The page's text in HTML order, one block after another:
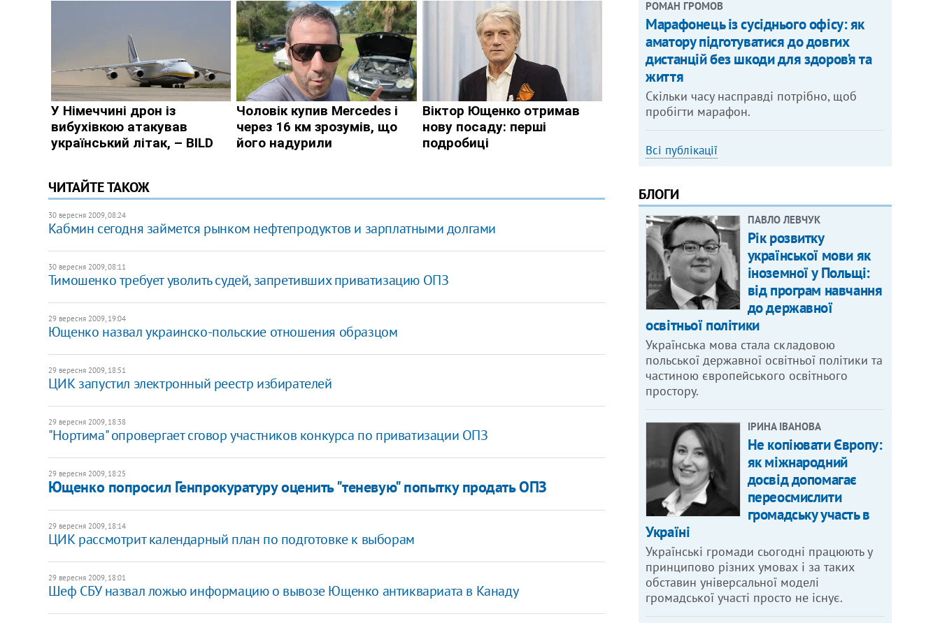
ЧИТАЙТЕ ТАКОЖ
30 вересня 2009, 08:24
Кабмин сегодня займется рынком нефтепродуктов и зарплатными долгами
30 вересня 2009, 08:11
Тимошенко требует уволить судей, запретивших приватизацию ОПЗ
29 вересня 2009, 19:04
Ющенко назвал украинско-польские отношения образцом
29 вересня 2009, 18:51
ЦИК запустил электронный реестр избирателей
29 вересня 2009, 18:38
"Нортима" опровергает сговор участников конкурса по приватизации ОПЗ
29 вересня 2009, 18:25
Ющенко попросил Генпрокуратуру оценить "теневую" попытку продать ОПЗ
29 вересня 2009, 18:14
ЦИК рассмотрит календарный план по подготовке к выборам
29 вересня 2009, 18:01
Шеф СБУ назвал ложью информацию о вывозе Ющенко антиквариата в Канаду
РОМАН ГРОМОВ
Марафонець із сусіднього офісу: як
аматору підготуватися до довгих
дистанцій без шкоди для здоров’я та
життя
Скільки часу насправді потрібно, щоб
пробігти марафон.
Всі публікації
БЛОГИ
ПАВЛО ЛЕВЧУК
Рік розвитку
української мови як
іноземної у Польщі:
від програм навчання
до державної
освітньої політики
Українська мова стала складовою
польської державної освітньої політики та
частиною європейського освітнього
простору.
ІРИНА ІВАНОВА
Не копіювати Європу:
як міжнародний
досвід допомагає
переосмислити
громадську участь в
Україні
Українські громади сьогодні працюють у
принципово різних умовах і за таких
обставин універсальної моделі
громадської участі просто не існує.